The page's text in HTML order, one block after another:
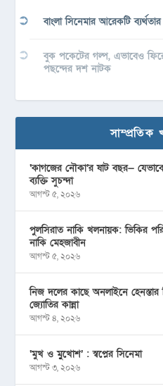
বাংলা সিনেমার আরেকটি
বুক পকেটের গল্প, এভাবেও
পছন্দের দশ নাটক
সাম্প্রতিক
‘কাগজের নৌকা’র ষাট বছর—
ব্যক্তি সুচন্দা
আগস্ট ৫, ২০২৬
পুলসিরাত নাকি খলনায়ক: ভিকির
নাকি মেহজাবীন
আগস্ট ৫, ২০২৬
নিজ দলের কাছে অনলাইনে
জ্যোতির কান্না
আগস্ট ৪, ২০২৬
‘মুখ ও মু্খোশ’ : স্বপ্নের সিনেমা
আগস্ট ৩, ২০২৬